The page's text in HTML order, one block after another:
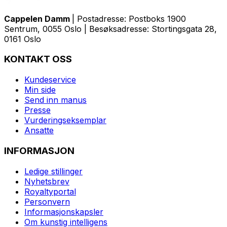
Cappelen Damm
| Postadresse: Postboks 1900
Sentrum, 0055 Oslo | Besøksadresse: Stortingsgata 28,
0161 Oslo
KONTAKT OSS
Kundeservice
Min side
Send inn manus
Presse
Vurderingseksemplar
Ansatte
INFORMASJON
Ledige stillinger
Nyhetsbrev
Royaltyportal
Personvern
Informasjonskapsler
Om kunstig intelligens